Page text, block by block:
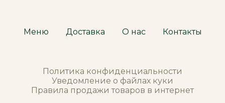
Меню Доставка О нас Контакты
Политика конфиденциальности
Уведомление о файлах куки
Правила продажитоваров в интернет